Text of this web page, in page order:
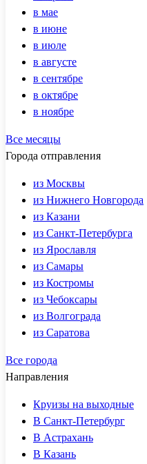
в мае
в июне
в июле
в августе
в сентябре
в октябре
в ноябре
Все месяцы
Города отправления
из Москвы
из Нижнего Новгорода
из Казани
из Санкт-Петербурга
из Ярославля
из Самары
из Костромы
из Чебоксары
из Волгограда
из Саратова
Все города
Направления
Круизы на выходные
В Санкт-Петербург
В Астрахань
В Казань